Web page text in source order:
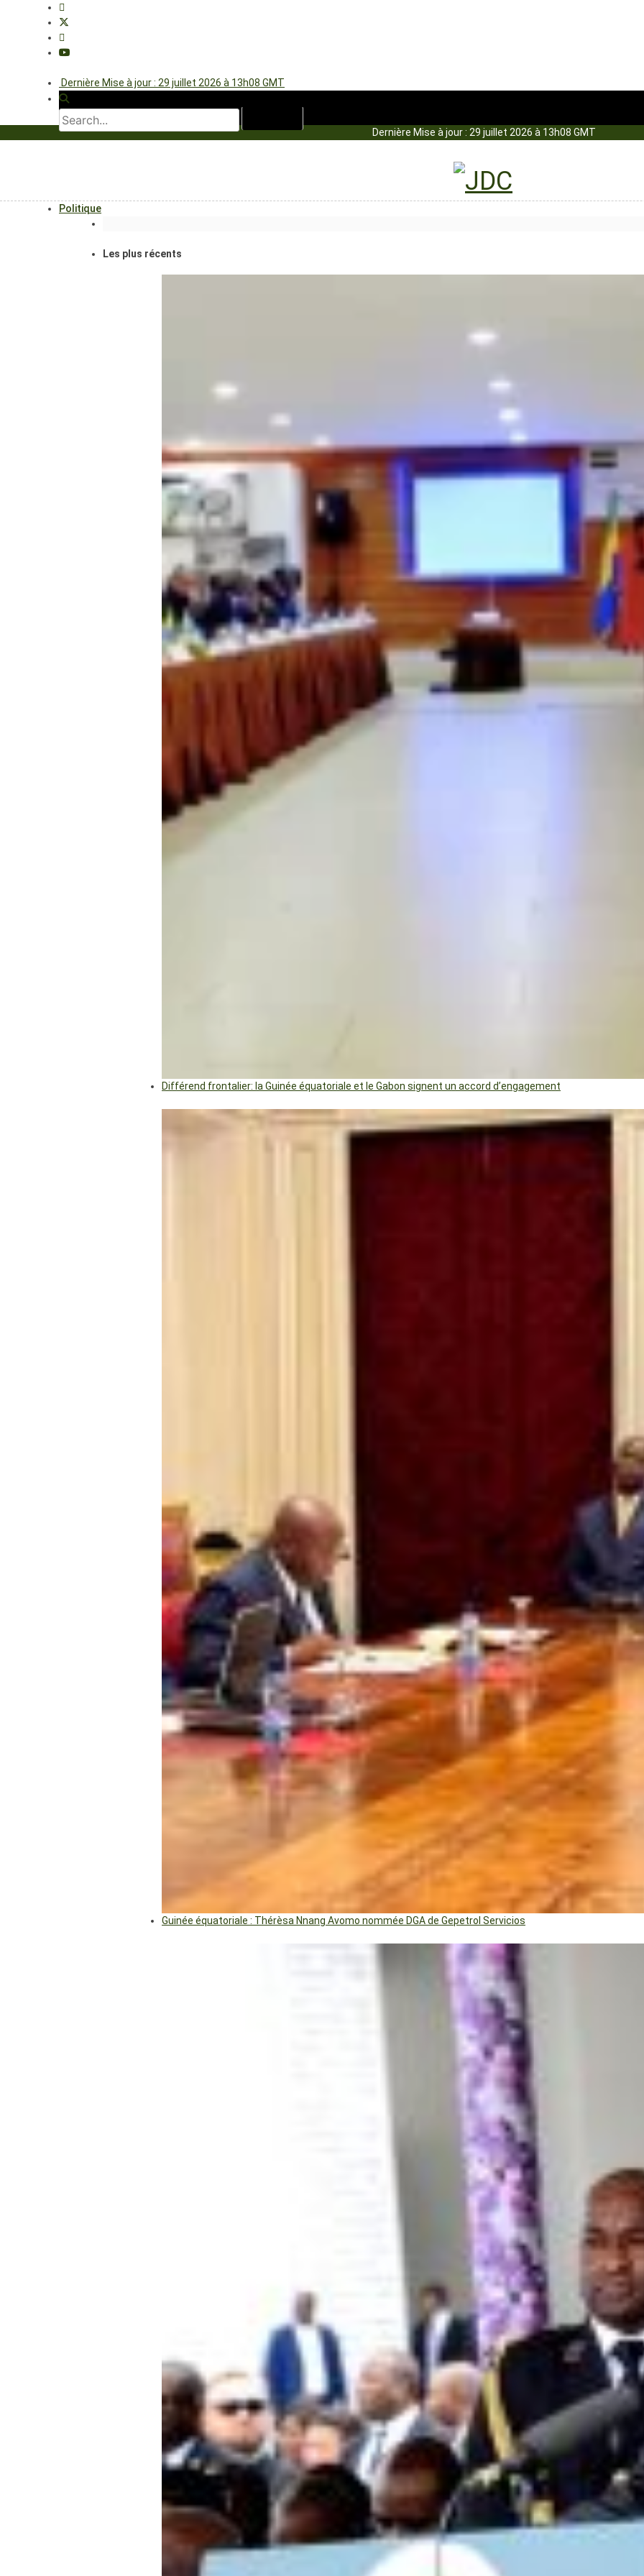
Dernière Mise à jour : 29 juillet 2026 à 13h08 GMT
Dernière Mise à jour : 29 juillet 2026 à 13h08 GMT
Politique
Les plus récents
Différend frontalier: la Guinée équatoriale et le Gabon signent un accord d’engagement
Guinée équatoriale : Thérèsa Nnang Avomo nommée DGA de Gepetrol Servicios